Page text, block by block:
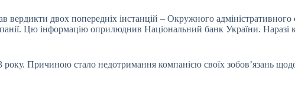
вердикти двох попередніх інстанцій – Окружного
Цю інформацію оприлюднив Національний банк України. Наразі
Причиною стало недотримання компанією своїх зобов’язань